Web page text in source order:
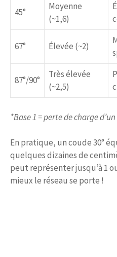
45°
Moyenne
(~1,6)
67° Élevée (~2)
87°/90°
Très élevée
(~2,5)
*Base 1 = perte de charge
En pratique, un coude 30°
quelques dizaines de
peut représenter jusqu’à 1
mieux le réseau se porte !